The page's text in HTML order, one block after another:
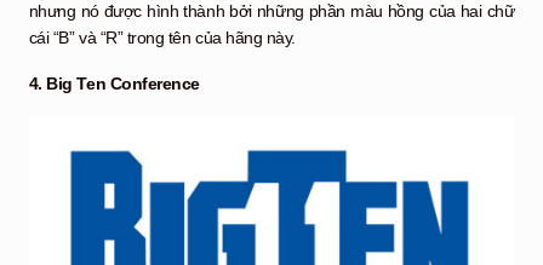
nhưng nó được hình thành bởi những phần màu hồng của hai chữ
cái “B” và “R” trong tên của hãng này.
4. Big Ten Conference